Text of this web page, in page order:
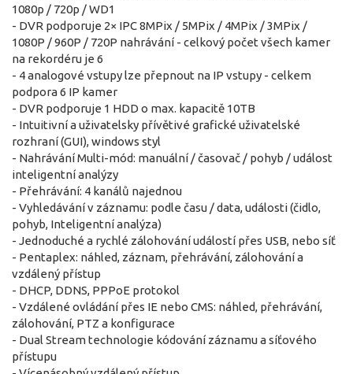
1080p / 720p / WD1
- DVR podporuje 2× IPC 8MPix / 5MPix / 4MPix / 3MPix /
1080P / 960P / 720P nahrávání - celkový počet všech kamer
na rekordéru je 6
- 4 analogové vstupy lze přepnout na IP vstupy - celkem
podpora 6 IP kamer
- DVR podporuje 1 HDD o max. kapacitě 10TB
- Intuitivní a uživatelsky přívětivé grafické uživatelské
rozhraní (GUI), windows styl
- Nahrávání Multi-mód: manuální / časovač / pohyb / událost
inteligentní analýzy
- Přehrávání: 4 kanálů najednou
- Vyhledávání v záznamu: podle času / data, události (čidlo,
pohyb, Inteligentní analýza)
- Jednoduché a rychlé zálohování událostí přes USB, nebo síť
- Pentaplex: náhled, záznam, přehrávání, zálohování a
vzdálený přístup
- DHCP, DDNS, PPPoE protokol
- Vzdálené ovládání přes IE nebo CMS: náhled, přehrávání,
zálohování, PTZ a konfigurace
- Dual Stream technologie kódování záznamu a síťového
přístupu